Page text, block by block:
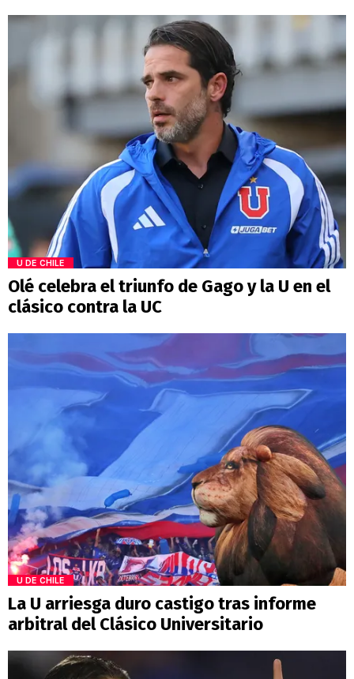
U DE CHILE
Olé celebra el triunfo de Gago y la U en el
clásico contra la UC
U DE CHILE
La U arriesga duro castigo tras informe
arbitral del Clásico Universitario